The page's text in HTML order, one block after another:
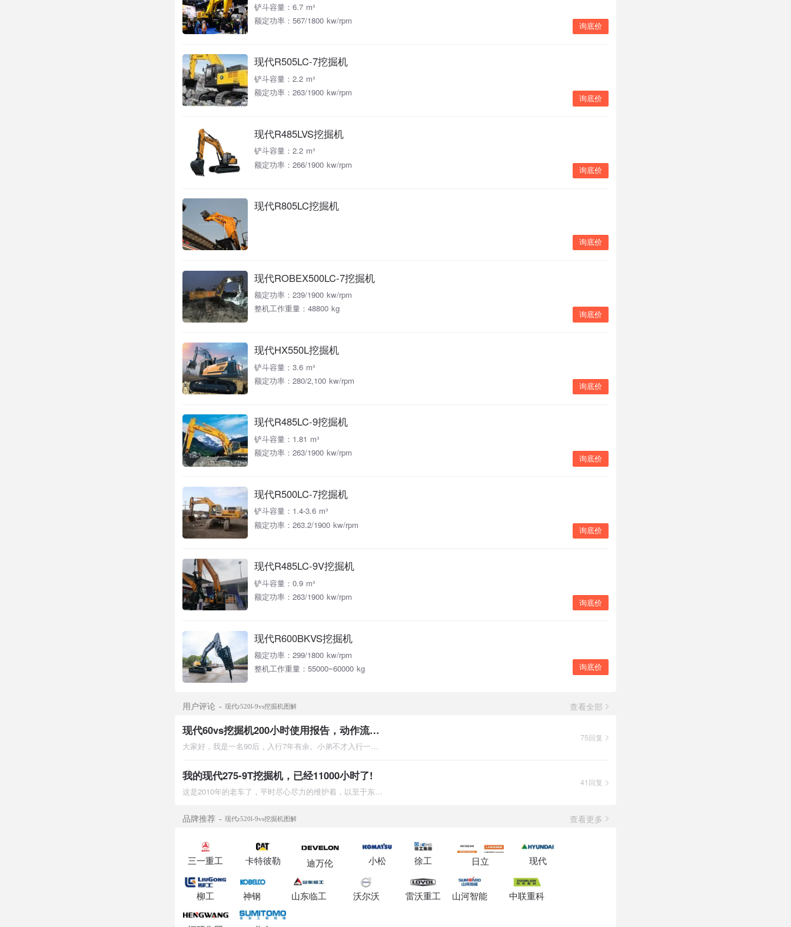
铲斗容量：6.7 m³
额定功率：567/1800 kw/rpm
询底价
现代R505LC-7挖掘机
铲斗容量：2.2 m³
额定功率：263/1900 kw/rpm
询底价
现代R485LVS挖掘机
铲斗容量：2.2 m³
额定功率：266/1900 kw/rpm
询底价
现代R805LC挖掘机
询底价
现代ROBEX500LC-7挖掘机
额定功率：239/1900 kw/rpm
整机工作重量：48800 kg
询底价
现代HX550L挖掘机
铲斗容量：3.6 m³
额定功率：280/2,100 kw/rpm
询底价
现代R485LC-9挖掘机
铲斗容量：1.81 m³
额定功率：263/1900 kw/rpm
询底价
现代R500LC-7挖掘机
铲斗容量：1.4-3.6 m³
额定功率：263.2/1900 kw/rpm
询底价
现代R485LC-9V挖掘机
铲斗容量：0.9 m³
额定功率：263/1900 kw/rpm
询底价
现代R600BKVS挖掘机
额定功率：299/1800 kw/rpm
整机工作重量：55000~60000 kg
询底价
用户评论 现代r520l-9vs挖掘机图解 查看全部
现代60vs挖掘机200小时使用报告，动作流畅很给力！
大家好，我是一名90后，入行7年有余。小弟不才入行一直没什么建
75回复
我的现代275-9T挖掘机，已经11000小时了!
这是2010年的老车了，平时尽心尽力的维护着，以至于东三省售后都
41回复
品牌推荐 现代r520l-9vs挖掘机图解 查看更多
三一重工 卡特彼勒 迪万伦 小松 徐工 日立 现代
柳工 神钢 山东临工 沃尔沃 雷沃重工 山河智能 中联重科